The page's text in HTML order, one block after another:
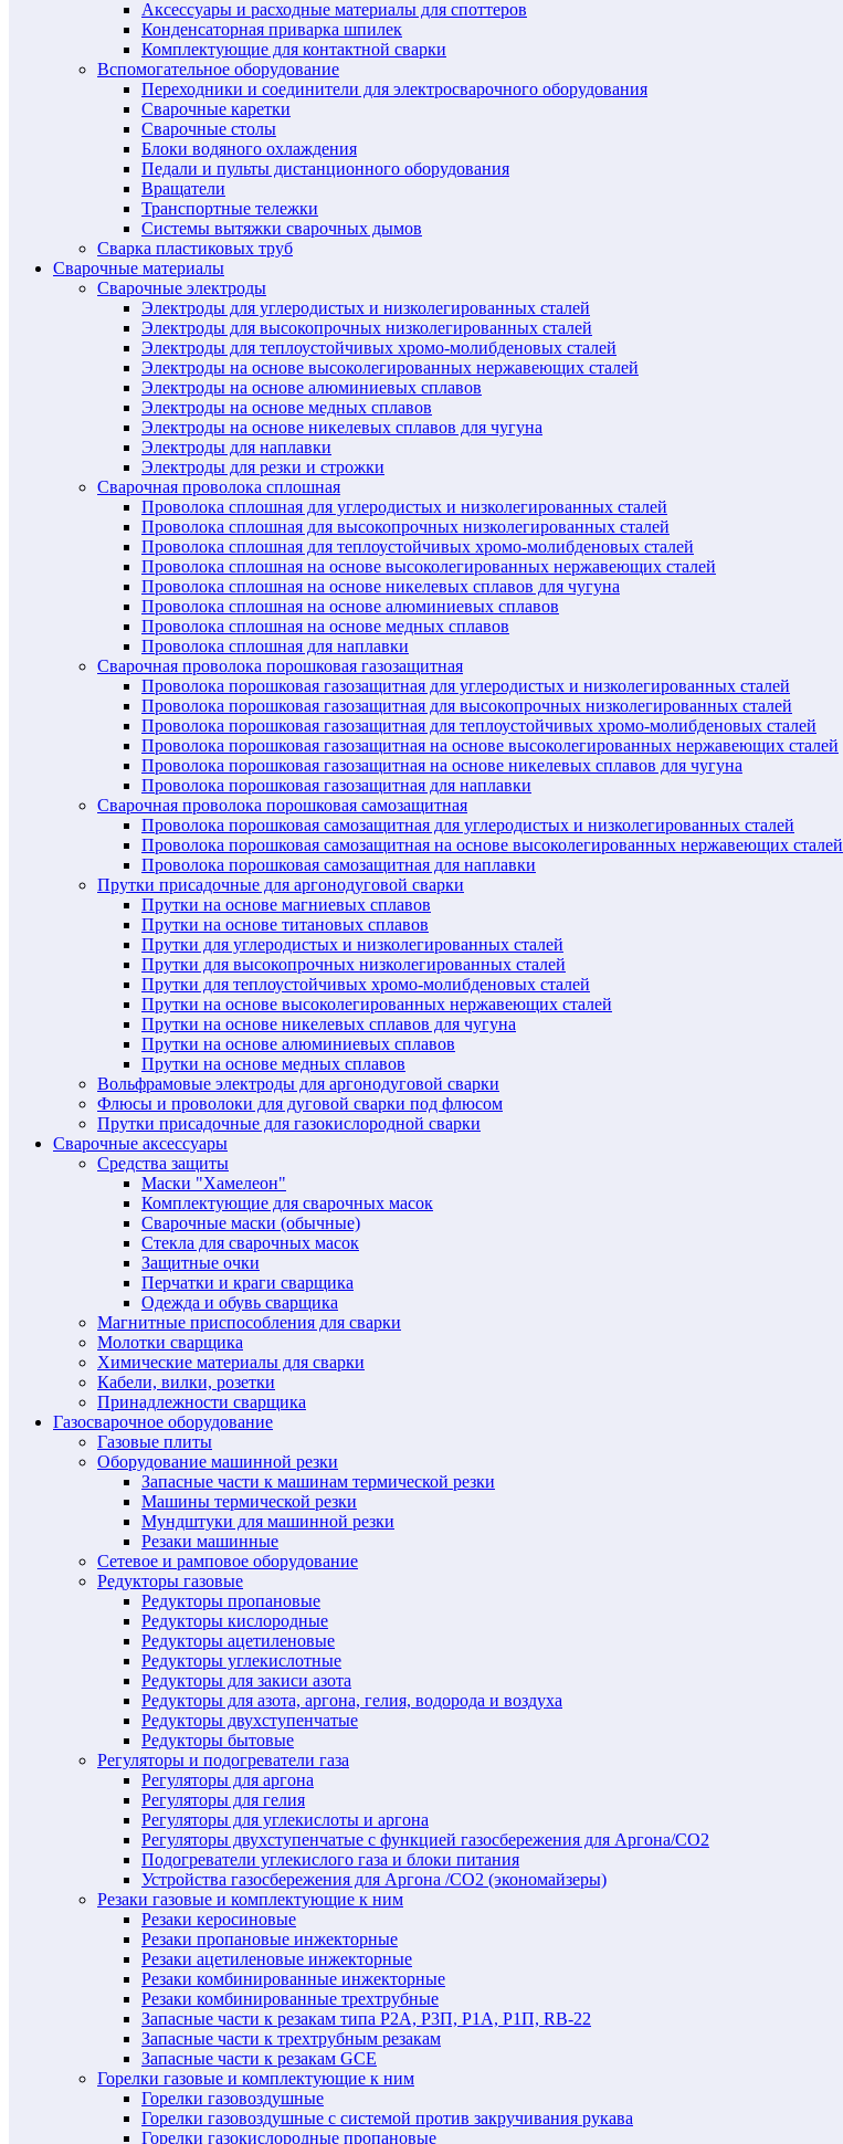
Аксессуары и расходные материалы для споттеров
Конденсаторная приварка шпилек
Комплектующие для контактной сварки
Вспомогательное оборудование
Переходники и соединители для электросварочного оборудования
Сварочные каретки
Сварочные столы
Блоки водяного охлаждения
Педали и пульты дистанционного оборудования
Вращатели
Транспортные тележки
Системы вытяжки сварочных дымов
Сварка пластиковых труб
Сварочные материалы
Сварочные электроды
Электроды для углеродистых и низколегированных сталей
Электроды для высокопрочных низколегированных сталей
Электроды для теплоустойчивых хромо-молибденовых сталей
Электроды на основе высоколегированных нержавеющих сталей
Электроды на основе алюминиевых сплавов
Электроды на основе медных сплавов
Электроды на основе никелевых сплавов для чугуна
Электроды для наплавки
Электроды для резки и строжки
Сварочная проволока сплошная
Проволока сплошная для углеродистых и низколегированных сталей
Проволока сплошная для высокопрочных низколегированных сталей
Проволока сплошная для теплоустойчивых хромо-молибденовых сталей
Проволока сплошная на основе высоколегированных нержавеющих сталей
Проволока сплошная на основе никелевых сплавов для чугуна
Проволока сплошная на основе алюминиевых сплавов
Проволока сплошная на основе медных сплавов
Проволока сплошная для наплавки
Сварочная проволока порошковая газозащитная
Проволока порошковая газозащитная для углеродистых и низколегированных сталей
Проволока порошковая газозащитная для высокопрочных низколегированных сталей
Проволока порошковая газозащитная для теплоустойчивых хромо-молибденовых сталей
Проволока порошковая газозащитная на основе высоколегированных нержавеющих сталей
Проволока порошковая газозащитная на основе никелевых сплавов для чугуна
Проволока порошковая газозащитная для наплавки
Сварочная проволока порошковая самозащитная
Проволока порошковая самозащитная для углеродистых и низколегированных сталей
Проволока порошковая самозащитная на основе высоколегированных нержавеющих сталей
Проволока порошковая самозащитная для наплавки
Прутки присадочные для аргонодуговой сварки
Прутки на основе магниевых сплавов
Прутки на основе титановых сплавов
Прутки для углеродистых и низколегированных сталей
Прутки для высокопрочных низколегированных сталей
Прутки для теплоустойчивых хромо-молибденовых сталей
Прутки на основе высоколегированных нержавеющих сталей
Прутки на основе никелевых сплавов для чугуна
Прутки на основе алюминиевых сплавов
Прутки на основе медных сплавов
Вольфрамовые электроды для аргонодуговой сварки
Флюсы и проволоки для дуговой сварки под флюсом
Прутки присадочные для газокислородной сварки
Сварочные аксессуары
Средства защиты
Маски "Хамелеон"
Комплектующие для сварочных масок
Сварочные маски (обычные)
Стекла для сварочных масок
Защитные очки
Перчатки и краги сварщика
Одежда и обувь сварщика
Магнитные приспособления для сварки
Молотки сварщика
Химические материалы для сварки
Кабели, вилки, розетки
Принадлежности сварщика
Газосварочное оборудование
Газовые плиты
Оборудование машинной резки
Запасные части к машинам термической резки
Машины термической резки
Мундштуки для машинной резки
Резаки машинные
Сетевое и рамповое оборудование
Редукторы газовые
Редукторы пропановые
Редукторы кислородные
Редукторы ацетиленовые
Редукторы углекислотные
Редукторы для закиси азота
Редукторы для азота, аргона, гелия, водорода и воздуха
Редукторы двухступенчатые
Редукторы бытовые
Регуляторы и подогреватели газа
Регуляторы для аргона
Регуляторы для гелия
Регуляторы для углекислоты и аргона
Регуляторы двухступенчатые c функцией газосбережения для Аргона/СО2
Подогреватели углекислого газа и блоки питания
Устройства газосбережения для Аргона /СО2 (экономайзеры)
Резаки газовые и комплектующие к ним
Резаки керосиновые
Резаки пропановые инжекторные
Резаки ацетиленовые инжекторные
Резаки комбинированные инжекторные
Резаки комбинированные трехтрубные
Запасные части к резакам типа Р2А, Р3П, Р1А, Р1П, RB-22
Запасные части к трехтрубным резакам
Запасные части к резакам GCE
Горелки газовые и комплектующие к ним
Горелки газовоздушные
Горелки газовоздушные с системой против закручивания рукава
Горелки газокислородные пропановые